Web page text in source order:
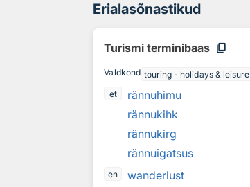
Erialasõnastikud
Turismi terminibaas content_copy
Valdkond touring - holidays & leisure
et
rännuhimu
rännukihk
rännukirg
rännuigatsus
en
wanderlust